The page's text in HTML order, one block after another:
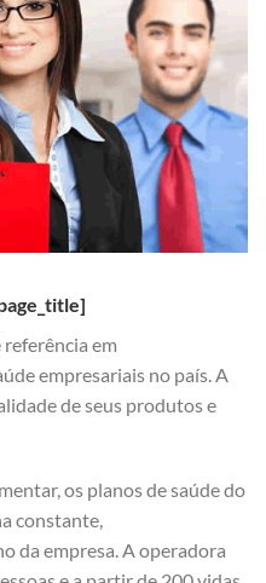
referência em
empresariais no país. A
de seus produtos e
os planos de saúde do
constante,
da empresa. A operadora